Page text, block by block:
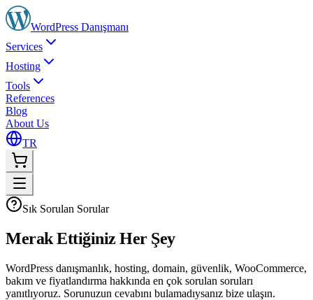
WordPress Danışmanı
Services
Hosting
Tools
References
Blog
About Us
TR
Sık Sorulan Sorular
Merak Ettiğiniz Her Şey
WordPress danışmanlık, hosting, domain, güvenlik, WooCommerce,
bakım ve fiyatlandırma hakkında en çok sorulan soruları
yanıtlıyoruz. Sorunuzun cevabını bulamadıysanız bize ulaşın.